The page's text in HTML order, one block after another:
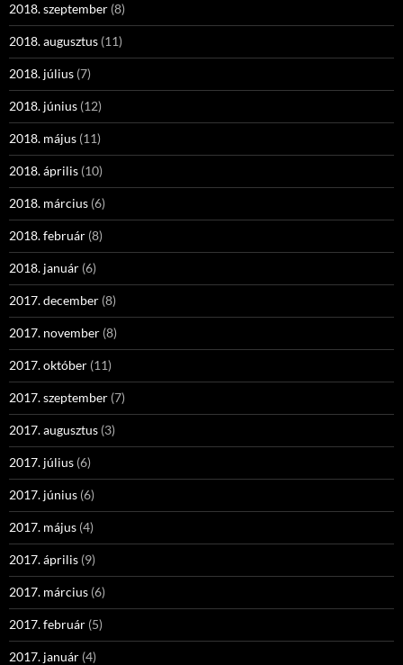
2018. szeptember (8)
2018. augusztus (11)
2018. július (7)
2018. június (12)
2018. május (11)
2018. április (10)
2018. március (6)
2018. február (8)
2018. január (6)
2017. december (8)
2017. november (8)
2017. október (11)
2017. szeptember (7)
2017. augusztus (3)
2017. július (6)
2017. június (6)
2017. május (4)
2017. április (9)
2017. március (6)
2017. február (5)
2017. január (4)